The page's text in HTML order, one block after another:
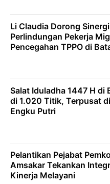
Li Claudia Dorong Sinergi
Perlindungan Pekerja
Pencegahan TPPO di
Salat Iduladha 1447 H di
di 1.020 Titik, Terpusat
Engku Putri
Pelantikan Pejabat
Amsakar Tekankan
Kinerja Melayani